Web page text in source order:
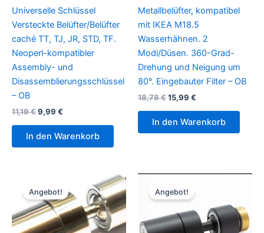
Universelle Schlüssel
Versteckte Belüfter/Belüfter
caché TT, TJ, JR, STD, TF.
Neoperl-kompatibler
Assembly- und
Disassemblierungsschlüssel
– OB
11,19€Ursprünglicher
war:
11,19 €
9,99 €
9,99 €.
In den Warenkorb
Metallbelüfter, kompatibel
mit IKEA M18.5
Wasserhähnen. 2
Modi/Düsen. 360-Grad-
Drehung und Neigung um
80°. Eingebauter Filter – OB
18,78€Ursprünglicher
war:
18,78 €
15,99 €
15,99 €.
In den Warenkorb
Angebot! Angebot!